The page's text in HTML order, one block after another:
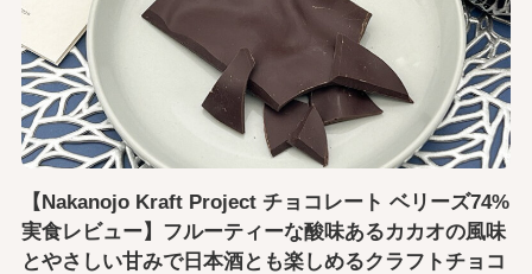
【Nakanojo Kraft Project チョコレート ベリーズ74%
実食レビュー】フルーティーな酸味あるカカオの風味
とやさしい甘みで日本酒とも楽しめるクラフトチョコ